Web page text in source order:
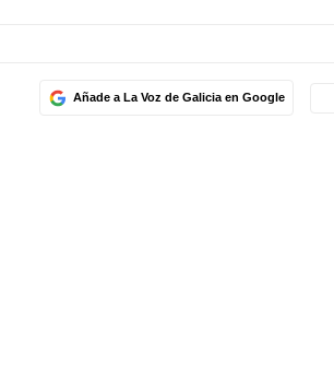
Añade a La Voz de Galicia en Google